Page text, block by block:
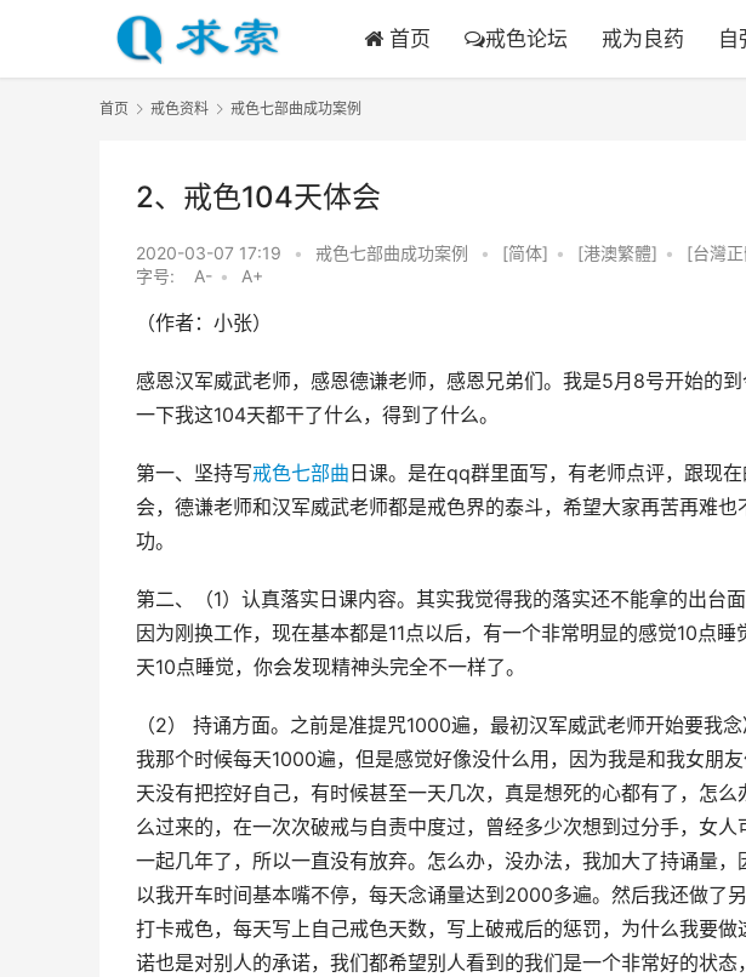
首页 戒色论坛 戒为良药 自
首页 戒色资料 戒色七部曲成功案例
2、戒色104天体会
2020-03-07 17:19 • 戒色七部曲成功案例 • [简体] • [港澳繁體] •
[台灣
字号:
A- • A+
（作者：小张）
感恩汉军威武老师，感恩德谦老师，感恩兄弟们。我是5月8号开始的
一下我这104天都干了什么，得到了什么。
第一、坚持写戒色七部曲 日课。是在qq群里面写，有老师点评，跟现
会，德谦老师和汉军威武老师都是戒色界的泰斗，希望大家再苦再难
功。
第二、（1）认真落实日课内容。其实我觉得我的落实还不能拿的出台
因为刚换工作，现在基本都是11点以后，有一个非常明显的感觉10点
天10点睡觉，你会发现精神头完全不一样了。
（2） 持诵方面。之前是准提咒1000遍，最初汉军威武老师开始要我
我那个时候每天1000遍，但是感觉好像没什么用，因为我是和我女朋
天没有把控好自己，有时候甚至一天几次，真是想死的心都有了，怎
么过来的，在一次次破戒与自责中度过，曾经多少次想到过分手，女
一起几年了，所以一直没有放弃。怎么办，没办法，我加大了持诵量
以我开车时间基本嘴不停，每天念诵量达到2000多遍。然后我还做了
打卡戒色，每天写上自己戒色天数，写上破戒后的惩罚，为什么我要
诺也是对别人的承诺，我们都希望别人看到的我们是一个非常好的状